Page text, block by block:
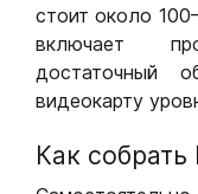
стоит около
включает
достаточный
видеокарту
Как